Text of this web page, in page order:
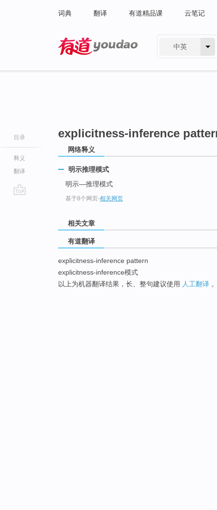
词典 翻译 有道精品课 云笔记
中英
目录
释义
翻译
explicitness-inference
网络释义
明示推理模式
明示—推理模式
基于8个网页-相关网页
相关文章
有道翻译
explicitness-inference pattern
explicitness-inference模式
以上为机器翻译结果，长、整句建议使用 人工翻译